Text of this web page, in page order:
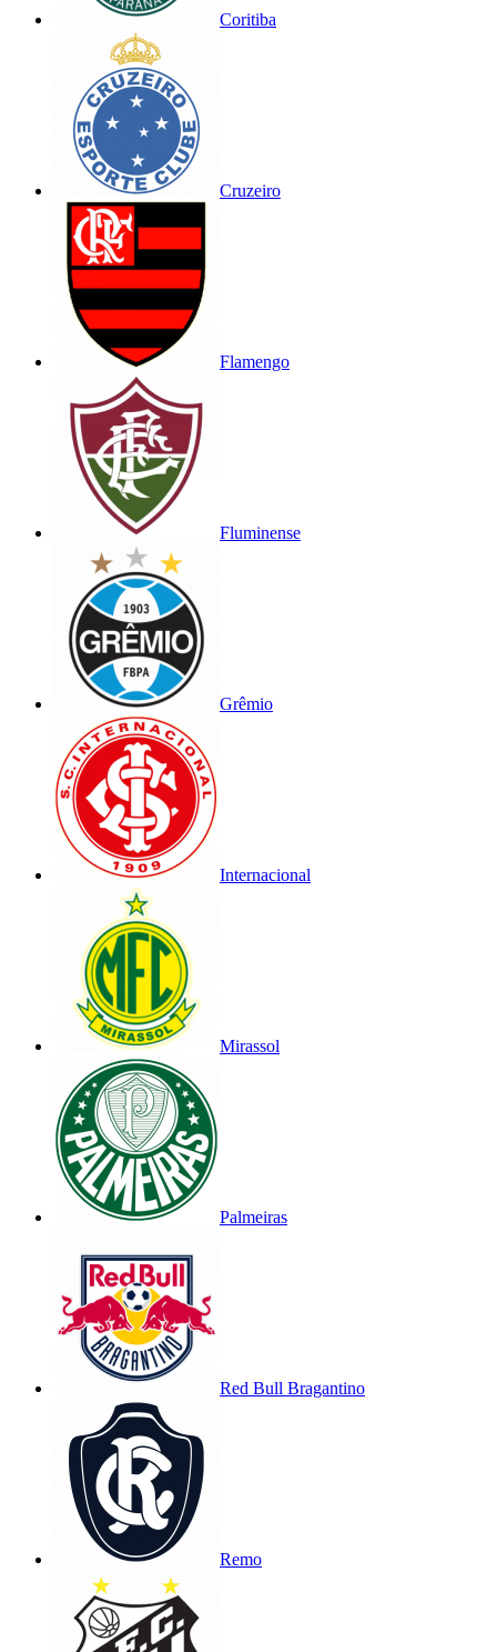
Coritiba
Cruzeiro
Flamengo
Fluminense
Grêmio
Internacional
Mirassol
Palmeiras
Red Bull Bragantino
Remo